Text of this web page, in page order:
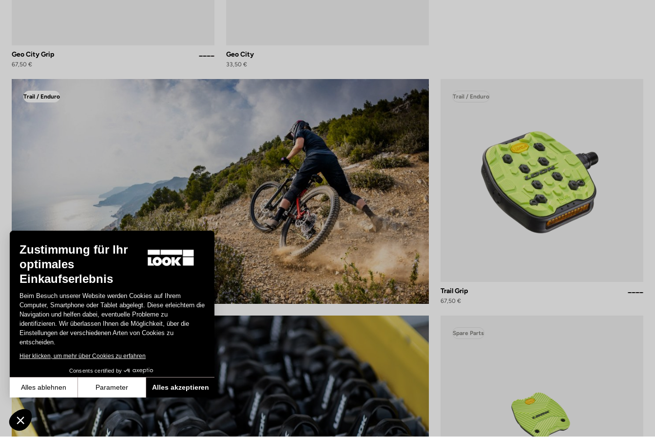
Geo City Grip
67,50 €
Geo City
33,50 €
Trail / Enduro
Trail / Enduro
Entdecken Sie
Trail / Enduro
Trail Grip
67,50 €
Spare Parts Spare Parts
Zustimmung für Ihr
optimales
Einkaufserlebnis
Beim Besuch unserer Website werden Cookies auf Ihrem
Computer, Smartphone oder Tablet abgelegt. Diese erleichtern die
Navigation und helfen dabei, eventuelle Probleme zu
identifizieren. Wir überlassen Ihnen die Möglichkeit, über die
Einstellungen der verschiedenen Arten von Cookies zu
entscheiden.
Hier klicken, um mehr über Cookies zu erfahren
Consents certified by
Alles ablehnen Parameter
Alles akzeptieren
Axeptio consent
Einwilligungsmanagementplattform: Passen Sie Ihre Optionen an
Unsere Plattform ermöglicht es Ihnen, Ihre Datenschutzeinstellungen individuell zu gestalten und zu verwalten, um die Einhaltung der Vorschriften zu gewährleisten. Passen Sie Ihre Vorlieben an, um zu